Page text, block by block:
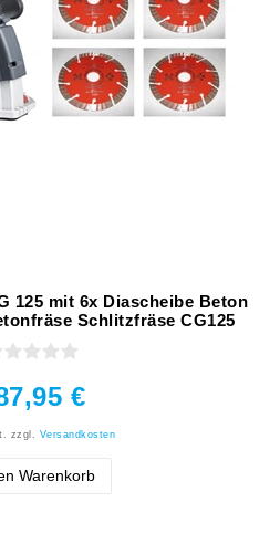
125 mit 6x Diascheibe Beton
Schlitzfräse CG125
€
zzgl. Versandkosten
Warenkorb